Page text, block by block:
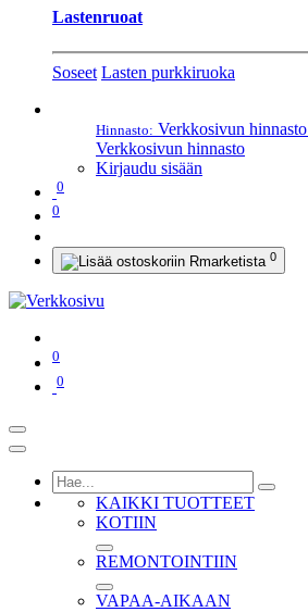
Lastenruoat
Soseet Lasten purkkiruoka
Hinnasto: Verkkosivun hinnasto
Verkkosivun hinnasto
Kirjaudu sisään
0
0
0
0
0
KAIKKI TUOTTEET
KOTIIN
REMONTOINTIIN
VAPAA-AIKAAN